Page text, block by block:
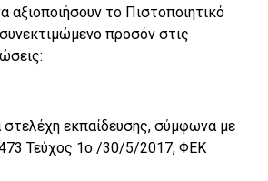
αξιοποιήσουν το Πιστοποιητικό
προσόν στις
εκπαίδευσης, σύμφωνα με
Τεύχος 1ο /30/5/2017, ΦΕΚ